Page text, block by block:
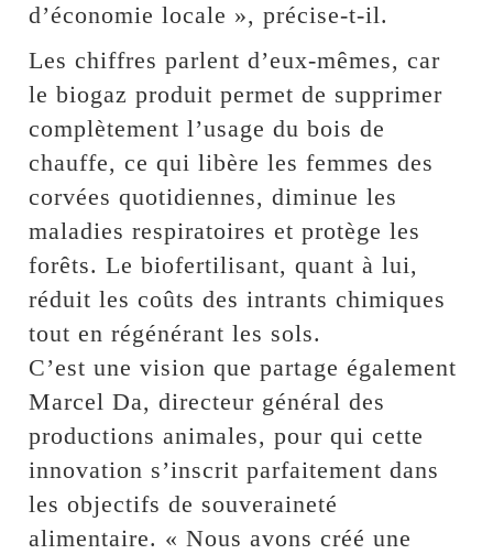
d’économie locale », précise-t-il.
Les chiffres parlent d’eux-mêmes, car
le biogaz produit permet de supprimer
complètement l’usage du bois de
chauffe, ce qui libère les femmes des
corvées quotidiennes, diminue les
maladies respiratoires et protège les
forêts. Le biofertilisant, quant à lui,
réduit les coûts des intrants chimiques
tout en régénérant les sols.
C’est une vision que partage également
Marcel Da, directeur général des
productions animales, pour qui cette
innovation s’inscrit parfaitement dans
les objectifs de souveraineté
alimentaire. « Nous avons créé une